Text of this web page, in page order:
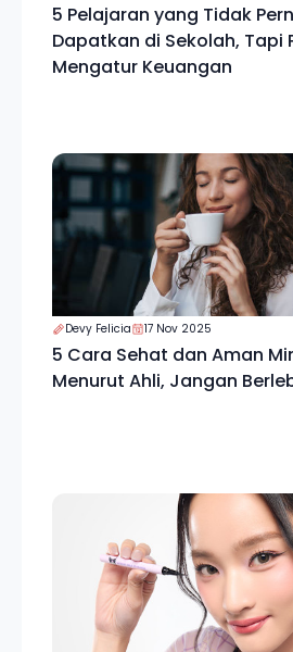
5 Pelajaran yang Tidak
Dapatkan di Sekolah, Tapi
Mengatur Keuangan
Devy Felicia 17 Nov 2025
5 Cara Sehat dan Aman
Menurut Ahli, Jangan